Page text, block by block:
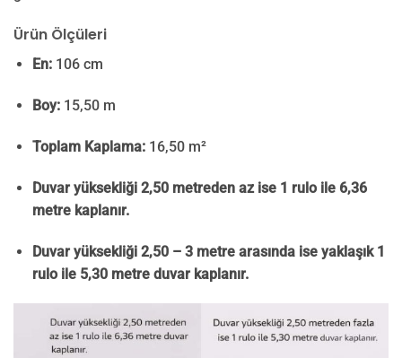
Ürün Ölçüleri
En:106 cm
Boy:15,50 m
Toplam Kaplama:16,50 m²
Duvar yüksekliği 2,50 metreden az ise 1 rulo ile 6,36
metre kaplanır.
Duvar yüksekliği 2,50 – 3 metre arasında ise yaklaşık 1
rulo ile 5,30 metre duvar kaplanır.